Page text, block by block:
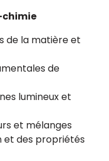
chimie
de la matière et
de
lumineux et
et mélanges
et des propriétés